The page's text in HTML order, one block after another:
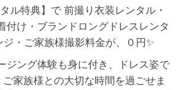
ル特典】で 前撮り衣装レンタル・
付け・ブランドロングドレスレンタ
ジ・ご家族様撮影料金が、０円✨
ジング体験も身に付き、ドレス姿で
家族様との大切な時間を過ごせま